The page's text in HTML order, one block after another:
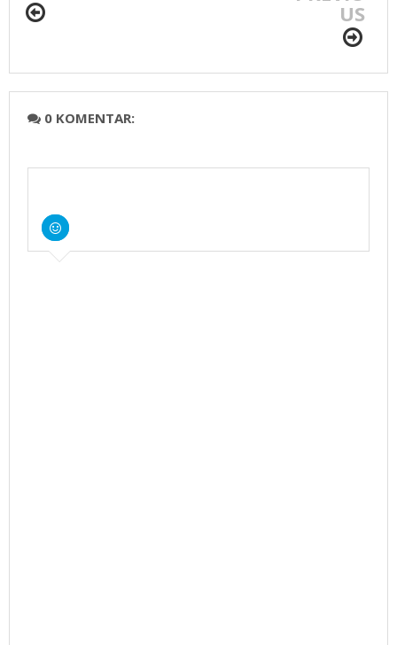
US
0 KOMENTAR: